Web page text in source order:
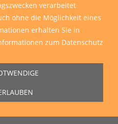
verarbeitet
ohne die Möglichkeit eines
erhalten Sie in
zum Datenschutz